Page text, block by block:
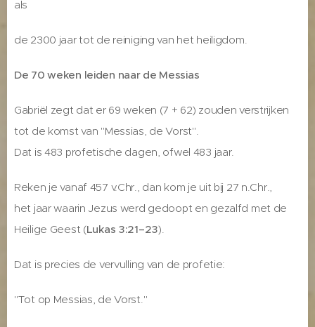
als
de 2300 jaar tot de reiniging van het heiligdom.
De 70 weken leiden naar de Messias
Gabriël zegt dat er 69 weken (7 + 62) zouden verstrijken
tot de komst van "Messias, de Vorst".
Dat is 483 profetische dagen, ofwel 483 jaar.
Reken je vanaf 457 v.Chr., dan kom je uit bij 27 n.Chr.,
het jaar waarin Jezus werd gedoopt en gezalfd met de
Heilige Geest (Lukas 3:21–23).
Dat is precies de vervulling van de profetie:
"Tot op Messias, de Vorst."